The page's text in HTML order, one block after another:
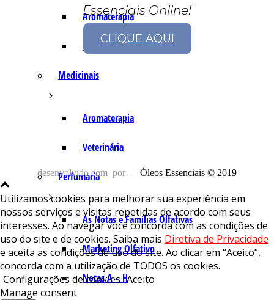
Aromaterapia
Fórmulas Caseiras
Medicinais
Aromaterapia
Veterinária
Perfumaria
As Notas e Famílias Olfativas
Marketing Olfativo
Notas A – H
Essenciais Online!
CLIQUE AQUI
desenvolvido com por Óleos Essenciais © 2019
Utilizamos cookies para melhorar sua experiência em
nossos serviços e visitas repetidas de acordo com seus
interesses. Ao navegar você concorda com as condições de
uso do site e de cookies. Saiba mais Diretiva de Privacidade
e aceita as condições de uso do site. Ao clicar em “Aceito”,
concorda com a utilização de TODOS os cookies.
Configurações de cookies Aceito
Manage consent